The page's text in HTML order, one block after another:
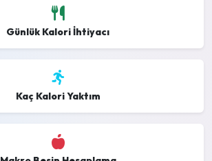
Günlük Kalori İhtiyacı
Kaç Kalori Yaktım